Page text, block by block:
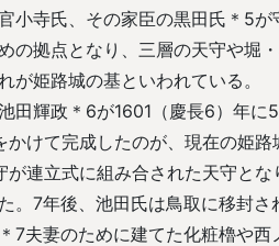
小寺氏、その家臣の黒田氏＊5が
の拠点となり、三層の天守や堀
が姫路城の基といわれている。
田輝政＊6が1601（慶長6）年に
かけて完成したのが、現在の姫
が連立式に組み合された天守とな
。7年後、池田氏は鳥取に移封さ
7夫妻のために建てた化粧櫓や西